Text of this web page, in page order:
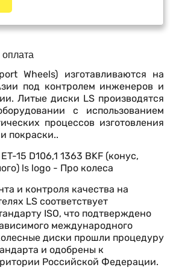
Wheels) изготавливаются на
под контролем инженеров и
Литые диски LS производятся
с использованием
процессов изготовления
покраски..
и контроля качества на
LS соответствует
ISO, что подтверждено
международного
диски прошли процедуру
и одобрены к
Российской Федерации.